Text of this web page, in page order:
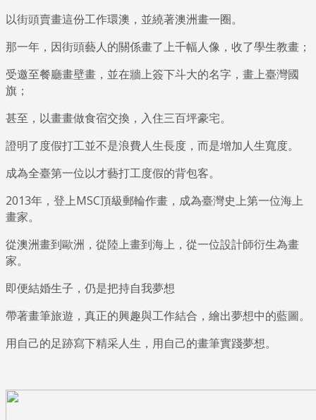
以街頭賣畫這份工作環澳，並繞著澳洲畫一圈。
那一年，因街頭藝人的關係畫了上千幅人像，收了學生教畫；
受邀至餐廳畫壁畫，並在牆上簽下斗大的名字，畫上臺灣國
旗；
甚至，以畫畫做食宿交換，入住三百坪豪宅。
證明了度假打工並不是浪費人生長度，而是增加人生寬度。
成為全臺第一位以才藝打工度假的背包客。
2013年，登上MSC頂級郵輪作畫，成為臺灣史上第一位海上
畫家。
從澳洲畫到歐洲，從陸上畫到海上，從一位設計師衍生為畫
家。
即便結婚生子，仍是把持自我夢想
帶著畫筆旅遊，真正的興趣與工作結合，繪出夢想中的藍圖。
用自己的足跡寫下精采人生，用自己的畫筆實踐夢想。